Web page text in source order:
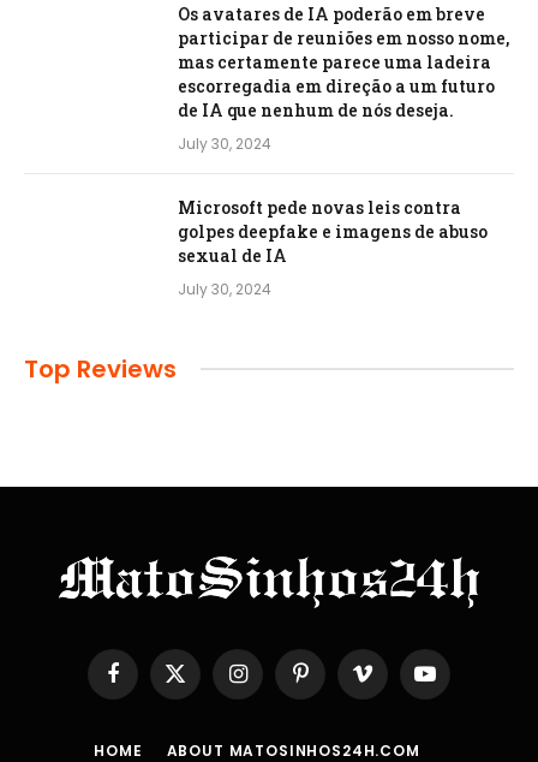
Os avatares de IA poderão em breve
participar de reuniões em nosso nome,
mas certamente parece uma ladeira
escorregadia em direção a um futuro
de IA que nenhum de nós deseja.
July 30, 2024
Microsoft pede novas leis contra
golpes deepfake e imagens de abuso
sexual de IA
July 30, 2024
Top Reviews
Facebook
X
(Twitter)
InstagramPinterestVimeo YouTube
HOME ABOUT MATOSINHOS24H.COM